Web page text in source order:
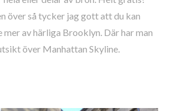
över så tycker jag gott att du kan
mer av härliga Brooklyn. Där har man
över Manhattan Skyline.